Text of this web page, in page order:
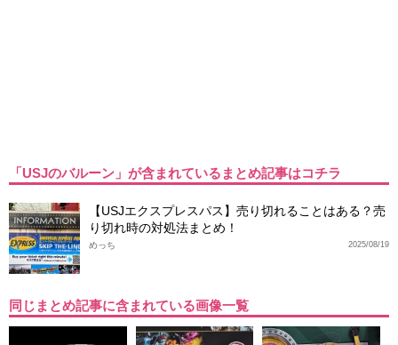
「USJのバルーン」が含まれているまとめ記事はコチラ
【USJエクスプレスパス】売り切れることはある？売
り切れ時の対処法まとめ！
2025/08/19
めっち
同じまとめ記事に含まれている画像一覧